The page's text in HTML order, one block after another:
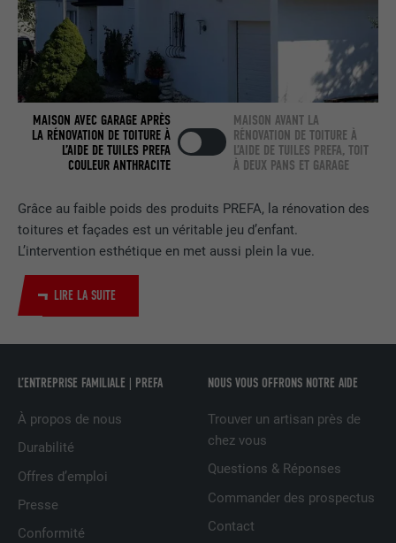
Grâce au faible poids des produits PREFA, la rénovation des
toitures et façades est un véritable jeu d’enfant.
L’intervention esthétique en met aussi plein la vue.
LIRE LA SUITE
MAISON AVEC GARAGE APRÈS
LA RÉNOVATION DE TOITURE À
L’AIDE DE TUILES PREFA
COULEUR ANTHRACITE
MAISON AVANT LA
RÉNOVATION DE TOITURE À
L’AIDE DE TUILES PREFA, TOIT
À DEUX PANS ET GARAGE
L’ENTREPRISE FAMILIALE | PREFA
À propos de nous
Durabilité
Offres d’emploi
Presse
Conformité
NOUS VOUS OFFRONS NOTRE AIDE
Trouver un artisan près de
chez vous
Questions & Réponses
Commander des prospectus
Contact
FOURNISSEUR LinkedIn
EXPIRATION 2 ans
UTILITÉ
Utilisé par le service de réseau social
LinkedIn pour suivre l'utilisation de
services intégrés.
NOM bscookie
FOURNISSEUR LinkedIn
EXPIRATION
UserMatchHistory
FOURNISSEUR
EXPIRATION